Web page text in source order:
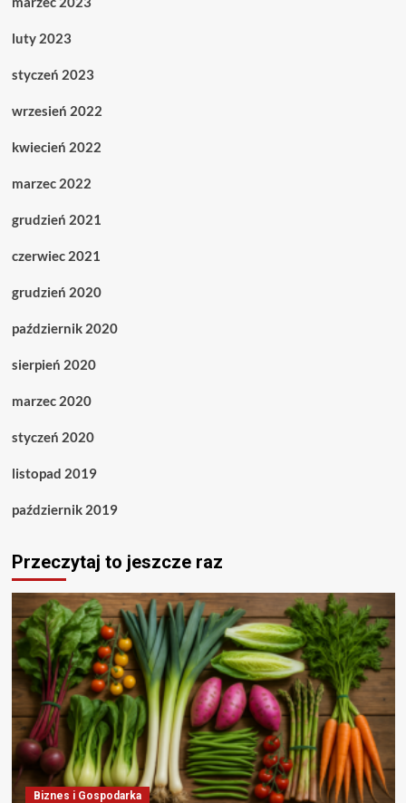
luty 2023
styczeń 2023
wrzesień 2022
kwiecień 2022
marzec 2022
grudzień 2021
czerwiec 2021
grudzień 2020
październik 2020
sierpień 2020
marzec 2020
styczeń 2020
listopad 2019
październik 2019
Przeczytaj to jeszcze raz
Biznes i Gospodarka